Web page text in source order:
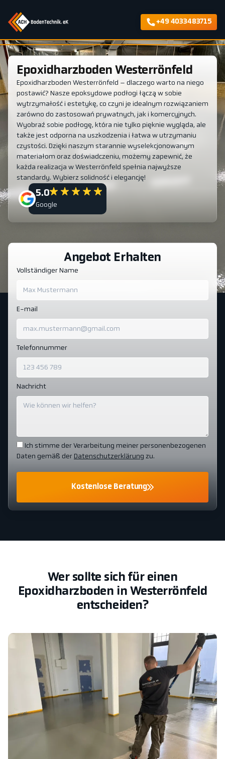
+49 4033483715
Epoxidharzboden Westerrönfeld
Epoxidharzboden Westerrönfeld – dlaczego warto na niego
postawić? Nasze epoksydowe podłogi łączą w sobie
wytrzymałość i estetykę, co czyni je idealnym rozwiązaniem
zarówno do zastosowań prywatnych, jak i komercyjnych.
Wyobraź sobie podłogę, która nie tylko pięknie wygląda, ale
także jest odporna na uszkodzenia i łatwa w utrzymaniu
czystości. Dzięki naszym starannie wyselekcjonowanym
materiałom oraz doświadczeniu, możemy zapewnić, że
każda realizacja w Westerrönfeld spełnia najwyższe
standardy. Wybierz solidność i elegancję!
5.0
Google
Angebot Erhalten
Vollständiger Name
E-mail
Telefonnummer
Nachricht
Ich stimme der Verarbeitung meiner personenbezogenen
Daten gemäß der Datenschutzerklärung zu.
Kostenlose Beratung
Wer sollte sich für einen
Epoxidharzboden in Westerrönfeld
entscheiden?